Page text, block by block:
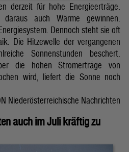
derzeit für hohe Energieerträge.
auch Wärme gewinnen.
Dennoch steht sie oft
Die Hitzewelle der vergangenen
Sonnenstunden beschert.
die hohen Stromerträge von
wird, liefert die Sonne noch
Niederösterreichische Nachrichten
auch im Juli kräftig zu